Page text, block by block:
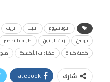
البوتاسيوم البيت الزيت
بروتين
زيت الزيتون طريقة التحضير
كمية كبيرة
مضادات الأكسدة ملح
شارك Facebook